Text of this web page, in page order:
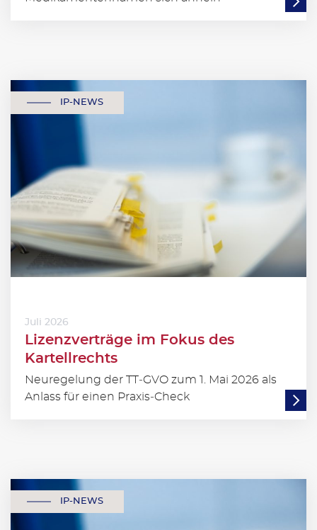
IP-NEWS
Juli 2026
Lizenzverträge im Fokus des
Kartellrechts
Neuregelung der TT‑GVO zum 1. Mai 2026 als
Anlass für einen Praxis‑Check
IP-NEWS